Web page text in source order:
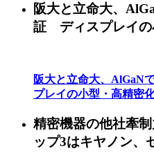
阪大と立命大、
証 ディスプレイの
阪大と立命大、AlGaN
プレイの小型・高精密
精密機器の他社牽
ップ3はキヤノン、